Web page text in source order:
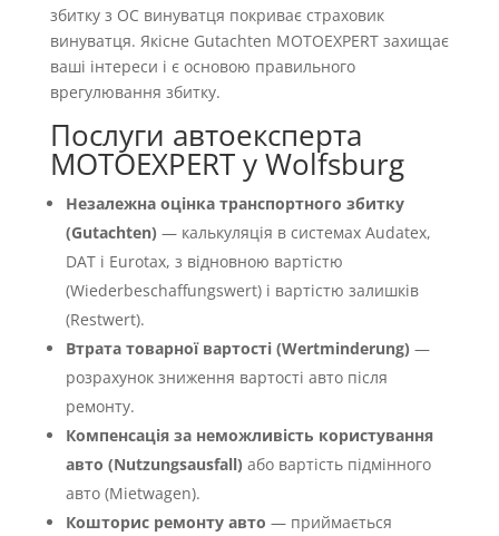
збитку з OC винуватця покриває страховик
винуватця. Якісне Gutachten MOTOEXPERT захищає
ваші інтереси і є основою правильного
врегулювання збитку.
Послуги автоексперта
MOTOEXPERT у Wolfsburg
Незалежна оцінка транспортного збитку
(Gutachten) — калькуляція в системах Audatex,
DAT і Eurotax, з відновною вартістю
(Wiederbeschaffungswert) і вартістю залишків
(Restwert).
Втрата товарної вартості (Wertminderung) —
розрахунок зниження вартості авто після
ремонту.
Компенсація за неможливість користування
авто (Nutzungsausfall) або вартість підмінного
авто (Mietwagen).
Кошторис ремонту авто — приймається